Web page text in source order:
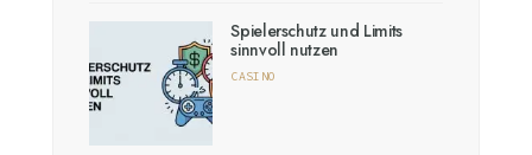
Spielerschutz und Limits
sinnvoll nutzen
CASINO